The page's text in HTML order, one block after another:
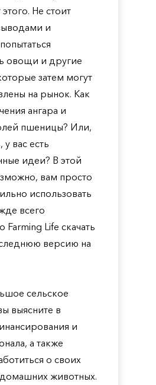
Не стоит
и
овощи и другие
затем могут
на рынок. Как
ангара и
пшеницы? Или,
вас есть
идеи? В этой
вам просто
использовать
всего
Life скачать
версию на
сельское
выясните в
и
а также
о своих
животных.